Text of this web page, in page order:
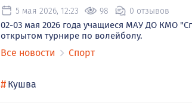
5 мая 2026, 12:23 98 0 отзывов
02-03 мая 2026 года учащиеся МАУ ДО КМО
открытом турнире по волейболу.
Все новости Спорт
# Кушва